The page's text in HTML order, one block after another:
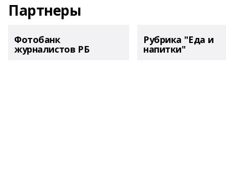
Партнеры
Фотобанк
журналистов РБ
Рубрика "Еда и
напитки"